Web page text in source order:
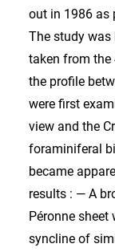
out in 1986 as
The study was
taken from the
the profile
were first
view and the
foraminiferal
became
results : — A
Péronne
syncline of